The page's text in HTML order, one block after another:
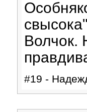
Волчок.
#19 -